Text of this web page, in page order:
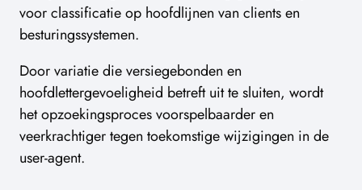
voor classificatie op hoofdlijnen van clients en
besturingssystemen.
Door variatie die versiegebonden en
hoofdlettergevoeligheid betreft uit te sluiten, wordt
het opzoekingsproces voorspelbaarder en
veerkrachtiger tegen toekomstige wijzigingen in de
user-agent.